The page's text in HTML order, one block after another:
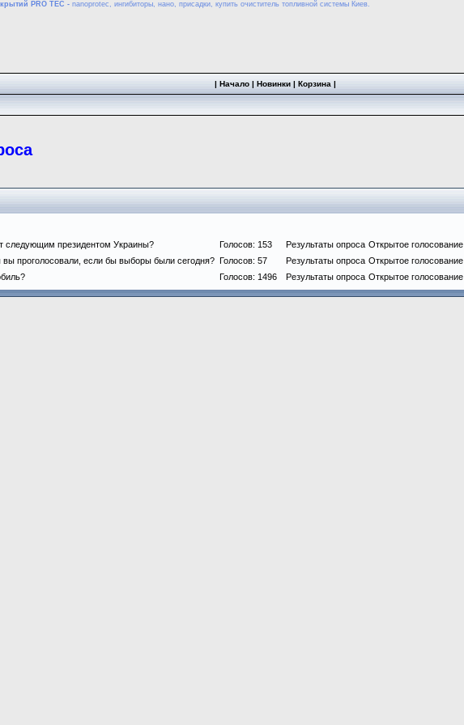
PRO TEC - nanoprotec, ингибиторы, нано, присадки, купить очиститель топливной системы Киев.
| Начало | Новинки | Корзина |
следующим президентом Украины? Голосов: 153 Результаты опроса Открытое голосование
проголосовали, если бы выборы были сегодня? Голосов: 57 Результаты опроса Открытое голосование
Голосов: 1496 Результаты опроса Открытое голосование